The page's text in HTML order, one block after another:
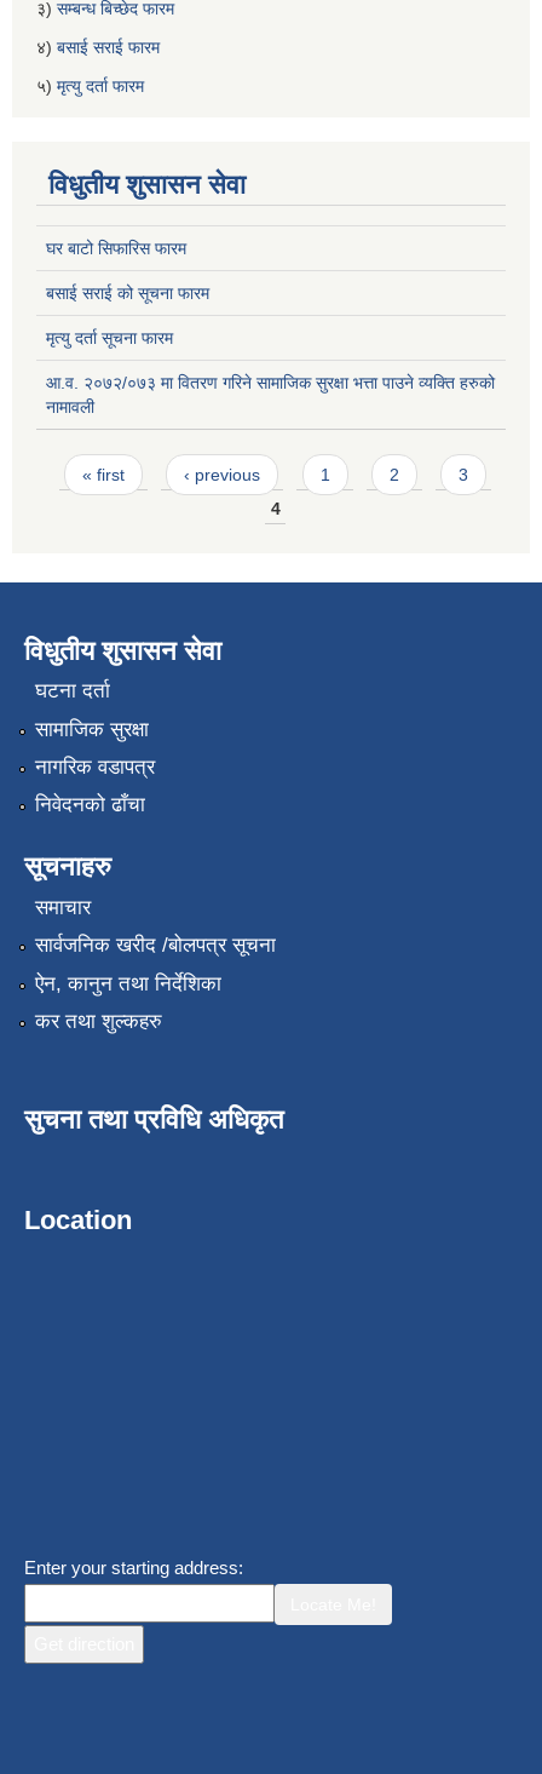
३) सम्बन्ध बिच्छेद फारम
४) बसाई सराई फारम
५) मृत्यु दर्ता फारम
विधुतीय शुसासन सेवा
घर बाटो सिफारिस फारम
बसाई सराई को सूचना फारम
मृत्यु दर्ता सूचना फारम
आ.व. २०७२/०७३ मा वितरण गरिने सामाजिक सुरक्षा भत्ता पाउने व्यक्ति हरुको
नामावली
Pages
« first ‹ previous 1 2
3
4
विधुतीय शुसासन सेवा
घटना दर्ता
सामाजिक सुरक्षा
नागरिक वडापत्र
निवेदनको ढाँचा
सूचनाहरु
समाचार
सार्वजनिक खरीद /बोलपत्र सूचना
ऐन, कानुन तथा निर्देशिका
कर तथा शुल्कहरु
सुचना तथा प्रविधि अधिकृत
Location
Enter your starting address: